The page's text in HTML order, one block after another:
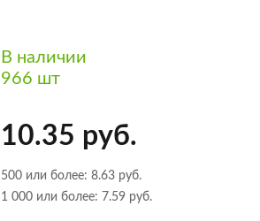
В наличии
966 шт
10.35 руб.
500 или более: 8.63 руб.
1 000 или более: 7.59 руб.